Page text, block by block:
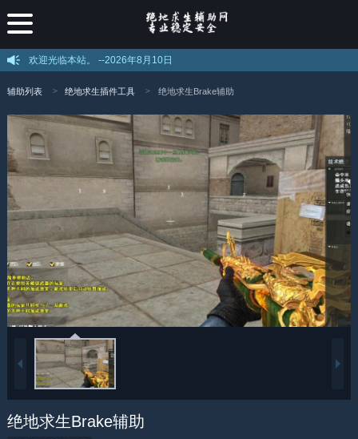
欢迎光临本站。 --2026年8月10日
辅助列表 绝地求生插件工具 绝地求生Brake辅助
绝地求生Brake辅助